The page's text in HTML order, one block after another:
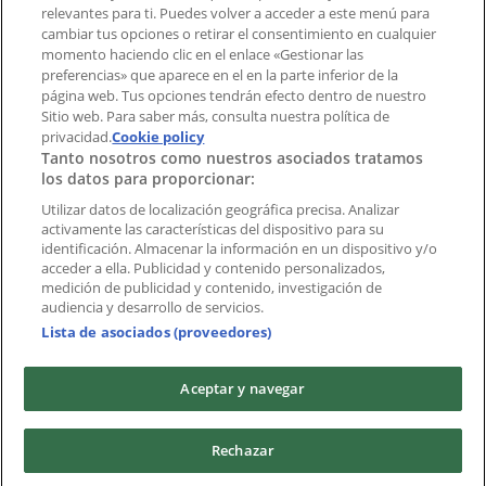
Índices
Marcas
Marcas locales
Negocios
Negocios cercanos
Productos
Productos locales
Ciudades
Descargar la APP Tiendeo
Copyright © Tiendeo ® 2026 · Shopfully Marketing S.L.U. –
relevantes para ti. Puedes volver a acceder a este menú para
cambiar tus opciones o retirar el consentimiento en cualquier
momento haciendo clic en el enlace «Gestionar las
preferencias» que aparece en el en la parte inferior de la
página web. Tus opciones tendrán efecto dentro de nuestro
Sitio web. Para saber más, consulta nuestra política de
privacidad.Cookie policy
Tanto nosotros como nuestros asociados tratamos
los datos para proporcionar:
Utilizar datos de localización geográfica precisa. Analizar
activamente las características del dispositivo para su
identificación. Almacenar la información en un dispositivo y/o
acceder a ella. Publicidad y contenido personalizados,
medición de publicidad y contenido, investigación de
audiencia y desarrollo de servicios.
Lista de asociados (proveedores)
Aceptar y navegar
Rechazar